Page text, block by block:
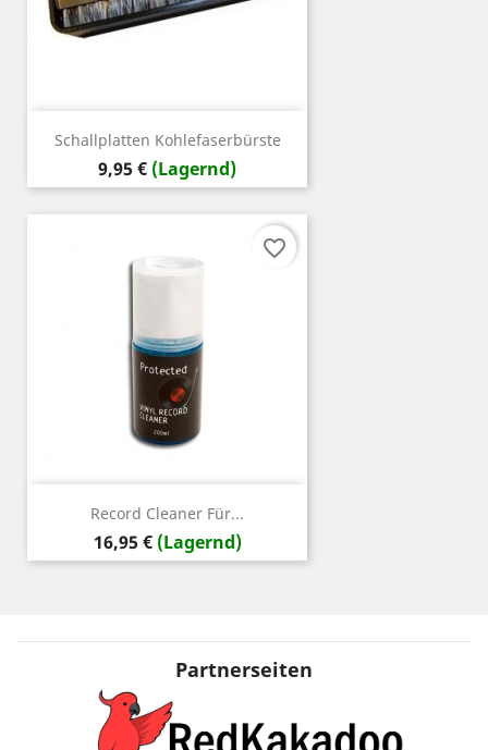
Schallplatten Kohlefaserbürste
Preis
9,95 € (Lagernd)
Record Cleaner Für...
Preis
16,95 € (Lagernd)
favorite_border
Partnerseiten